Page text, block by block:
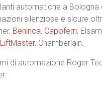
automatiche a Bologna
silenziose e sicure
Beninca, Capoferri,
LiftMaster, Chamberlain.
di automazione Roger